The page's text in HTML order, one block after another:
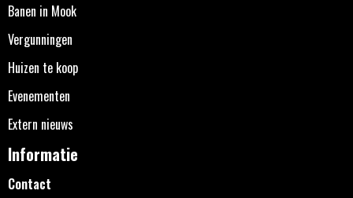
Banen in Mook
Vergunningen
Huizen te koop
Evenementen
Extern nieuws
Informatie
Contact